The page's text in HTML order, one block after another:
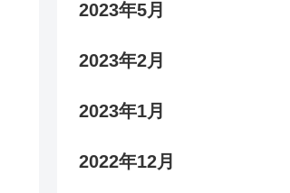
2023年5月
2023年2月
2023年1月
2022年12月